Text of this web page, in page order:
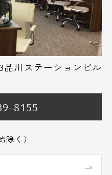
川ステーションビル
8155
く）